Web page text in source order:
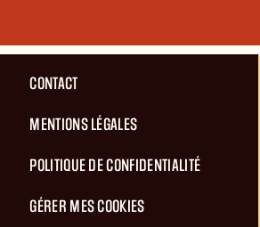
CONTACT
MENTIONS LÉGALES
POLITIQUE DE CONFIDENTIALITÉ
GÉRER MES COOKIES